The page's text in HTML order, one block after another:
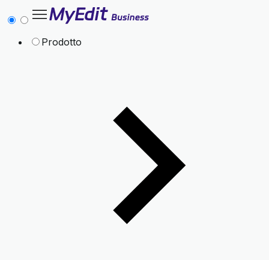
Prodotto